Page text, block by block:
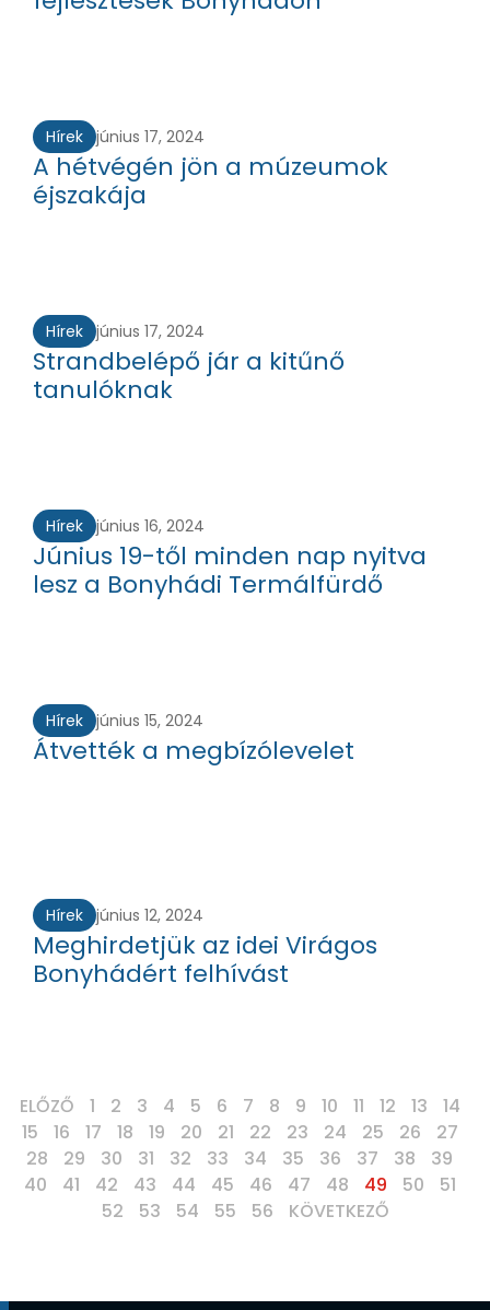
Hírek június 17, 2024
A hétvégén jön a múzeumok
éjszakája
Hírek június 17, 2024
Strandbelépő jár a kitűnő
tanulóknak
Hírek június 16, 2024
Június 19-től minden nap nyitva
lesz a Bonyhádi Termálfürdő
Hírek június 15, 2024
Átvették a megbízólevelet
Hírek június 12, 2024
Meghirdetjük az idei Virágos
Bonyhádért felhívást
ELŐZŐ 1 2 3 4 5 6 7 8 9 10 11 12 13
14
15
16 17 18 19 20 21 22 23 24 25 26
27
28
29 30 31 32 33 34 35 36 37 38
39
40
41 42 43 44 45 46 47 48 49 50
51
52
53 54 55 56 KÖVETKEZŐ